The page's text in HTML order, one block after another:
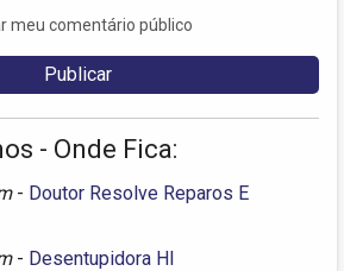
meu comentário público
- Onde Fica:
- Doutor Resolve Reparos E
- Desentupidora Hl